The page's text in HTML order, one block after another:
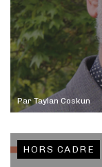
ParTaylan Coskun
HORS CADRE